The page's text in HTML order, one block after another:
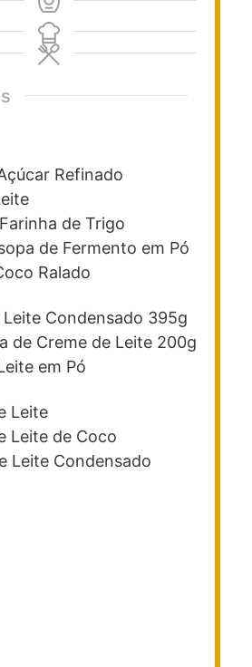
Refinado
de Trigo
de Fermento em Pó
Ralado
Condensado 395g
de Creme de Leite 200g
em Pó
Leite
Leite de Coco
Leite Condensado